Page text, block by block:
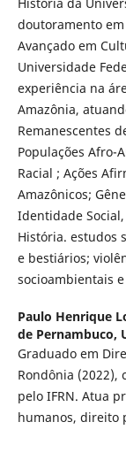
doutoramento
Avançado em
Universidade
experiência na
Amazônia,
Remanescentes
Populações Afro-
Racial ; Ações
Amazônicos;
Identidade
História. estudos
e bestiários;
socioambientais
Paulo Henrique
de Pernambuco,
Graduado em
Rondônia (2022),
pelo IFRN. Atua
humanos, direito